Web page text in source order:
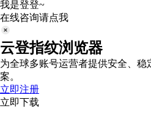
我是登登~
在线咨询请点我
云登指纹浏览器
为全球多账号运营者提供安全、
案。
立即注册
立即下载